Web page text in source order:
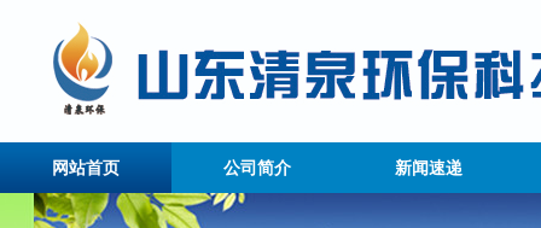
网站首页 公司简介 新闻速递